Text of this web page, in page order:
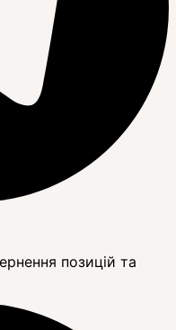
позицій та